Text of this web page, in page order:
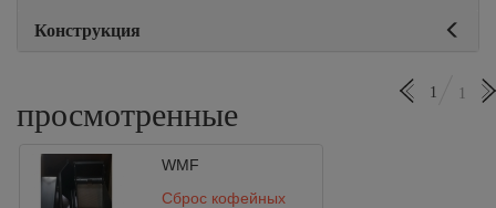
Конструкция
просмотренные
1 1
WMF
Сброс кофейных